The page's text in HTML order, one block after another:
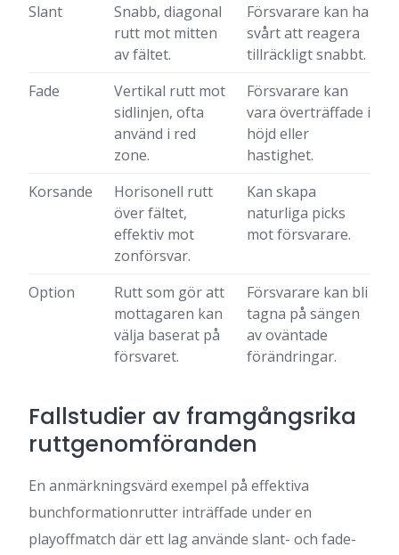
Slant
Snabb, diagonal
rutt mot mitten
av fältet.
Försvarare kan ha
svårt att reagera
tillräckligt snabbt.
Fade
Vertikal rutt mot
sidlinjen, ofta
använd i red
zone.
Försvarare kan
vara överträffade i
höjd eller
hastighet.
Korsande
Horisonell rutt
över fältet,
effektiv mot
zonförsvar.
Kan skapa
naturliga picks
mot försvarare.
Option
Rutt som gör att
mottagaren kan
välja baserat på
försvaret.
Försvarare kan bli
tagna på sängen
av oväntade
förändringar.
Fallstudier av framgångsrika
ruttgenomföranden
En anmärkningsvärd exempel på effektiva
bunchformationrutter inträffade under en
playoffmatch där ett lag använde slant- och fade-